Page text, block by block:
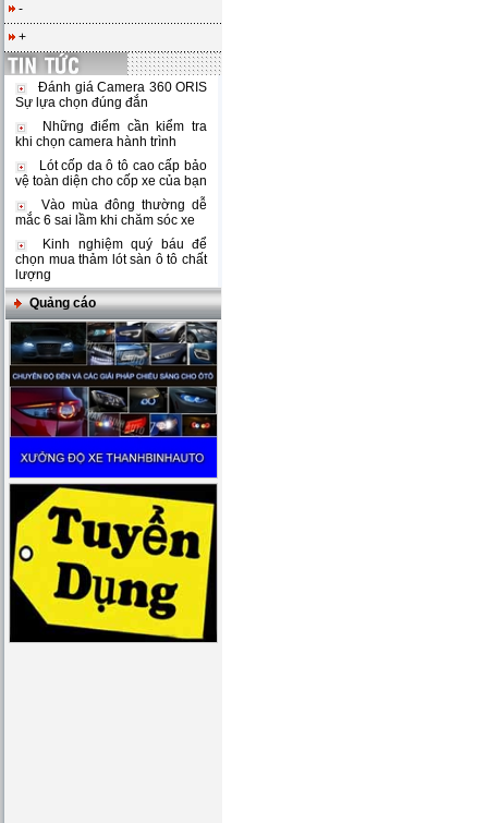
-
+
Đánh giá Camera 360 ORIS
Sự lựa chọn đúng đắn
Những điểm cần kiểm tra
khi chọn camera hành trình
Lót cốp da ô tô cao cấp bảo
vệ toàn diện cho cốp xe của bạn
Vào mùa đông thường dễ
mắc 6 sai lầm khi chăm sóc xe
Kinh nghiệm quý báu để
chọn mua thảm lót sàn ô tô chất
lượng
Quảng cáo